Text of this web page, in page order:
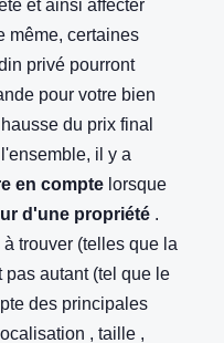
et ainsi affecter
même, certaines
privé pourront
pour votre bien
du prix final
il y a
en compte lorsque
d'une propriété .
trouver (telles que la
pas autant (tel que le
des principales
, taille ,